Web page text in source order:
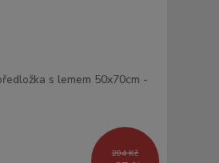
204 Kč